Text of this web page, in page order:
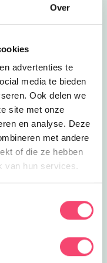
Over
advertenties te
media te bieden
Ook delen we
site met onze
en analyse. Deze
met andere
of die ze hebben
van hun services.
plezier voor
vriendjes waterskiën
heeft Project 7
voor jou!
wakeboarden in de
voor een avontuurlijk
en vriendinnetjes uit
feestje bij De
Sluiten